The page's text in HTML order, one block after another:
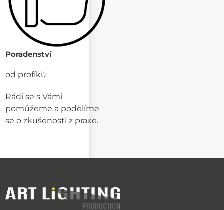
Poradenství
od profíků
Rádi se s Vámi
pomůžeme a podělíme
se o zkušenosti z praxe.